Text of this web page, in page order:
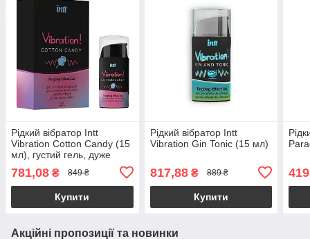
Рідкий вібратор Intt
Vibration Cotton Candy (15
мл), густий гель, дуже
смачний, діє до 30 хвилин
781,08 ₴ 849 ₴
Купити
Рідкий вібратор Intt
Vibration Gin Tonic (15 мл)
817,88₴ 889 ₴
Купити
Акційні пропозиції та новинки